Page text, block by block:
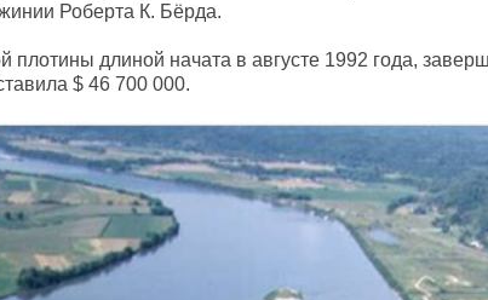
Роберта К. Бёрда.
плотины длиной начата в августе 1992 года,
$ 46 700 000.